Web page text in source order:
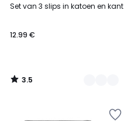
Set van 3 slips in katoen en kant
12.99 €
/ 5
Kleuren
3.5
/